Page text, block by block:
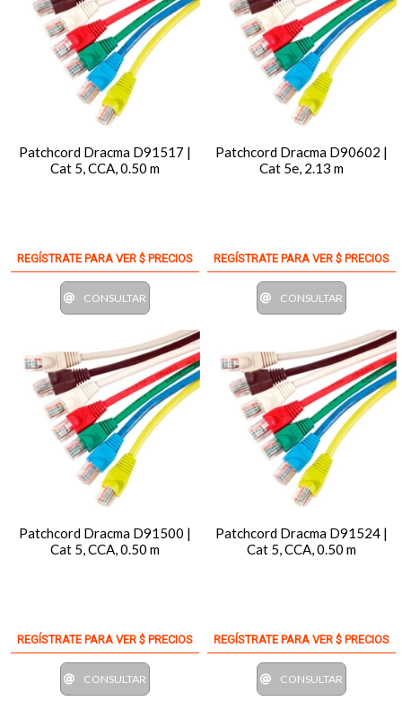
Patchcord Dracma D91517 |
Cat 5, CCA, 0.50 m
REGÍSTRATE PARA VER $ PRECIOS
CONSULTAR
Patchcord Dracma D90602 |
Cat 5e, 2.13 m
REGÍSTRATE PARA VER $ PRECIOS
CONSULTAR
Patchcord Dracma D91500 |
Cat 5, CCA, 0.50 m
REGÍSTRATE PARA VER $ PRECIOS
CONSULTAR
Patchcord Dracma D91524 |
Cat 5, CCA, 0.50 m
REGÍSTRATE PARA VER $ PRECIOS
CONSULTAR